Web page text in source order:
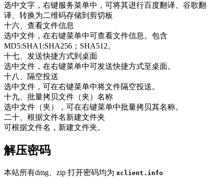
选中文字，右键服务菜单中，可将其进行百度翻译、谷歌翻
译、转换为二维码存储到剪切板
十六、查看文件信息
选中文件，在右键菜单中可查看文件信息。包含
MD5:SHA1:SHA256；SHA512。
十七、发送快捷方式到桌面
选中文件，在右键菜单中可发送快捷方式至桌面。
十八、隔空投送
选中文件，可在右键菜单中将文件隔空投送。
十九、批量拷贝文件（夹）名称
选中文件（夹），可在右键菜单中批量拷贝其名称。
二十、根据文件名新建文件夹
可根据文件名，新建文件夹。
解压密码
本站所有dmg、zip 打开密码均为 xclient.info